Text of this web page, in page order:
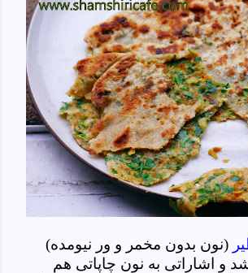
(نون بدون مخمر و ور نیومده)
و اشاراتی به نون چاپاتی هم